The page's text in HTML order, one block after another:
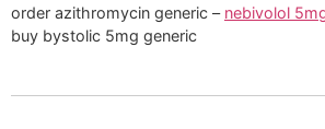
order azithromycin generic – nebivolol
buy bystolic 5mg generic